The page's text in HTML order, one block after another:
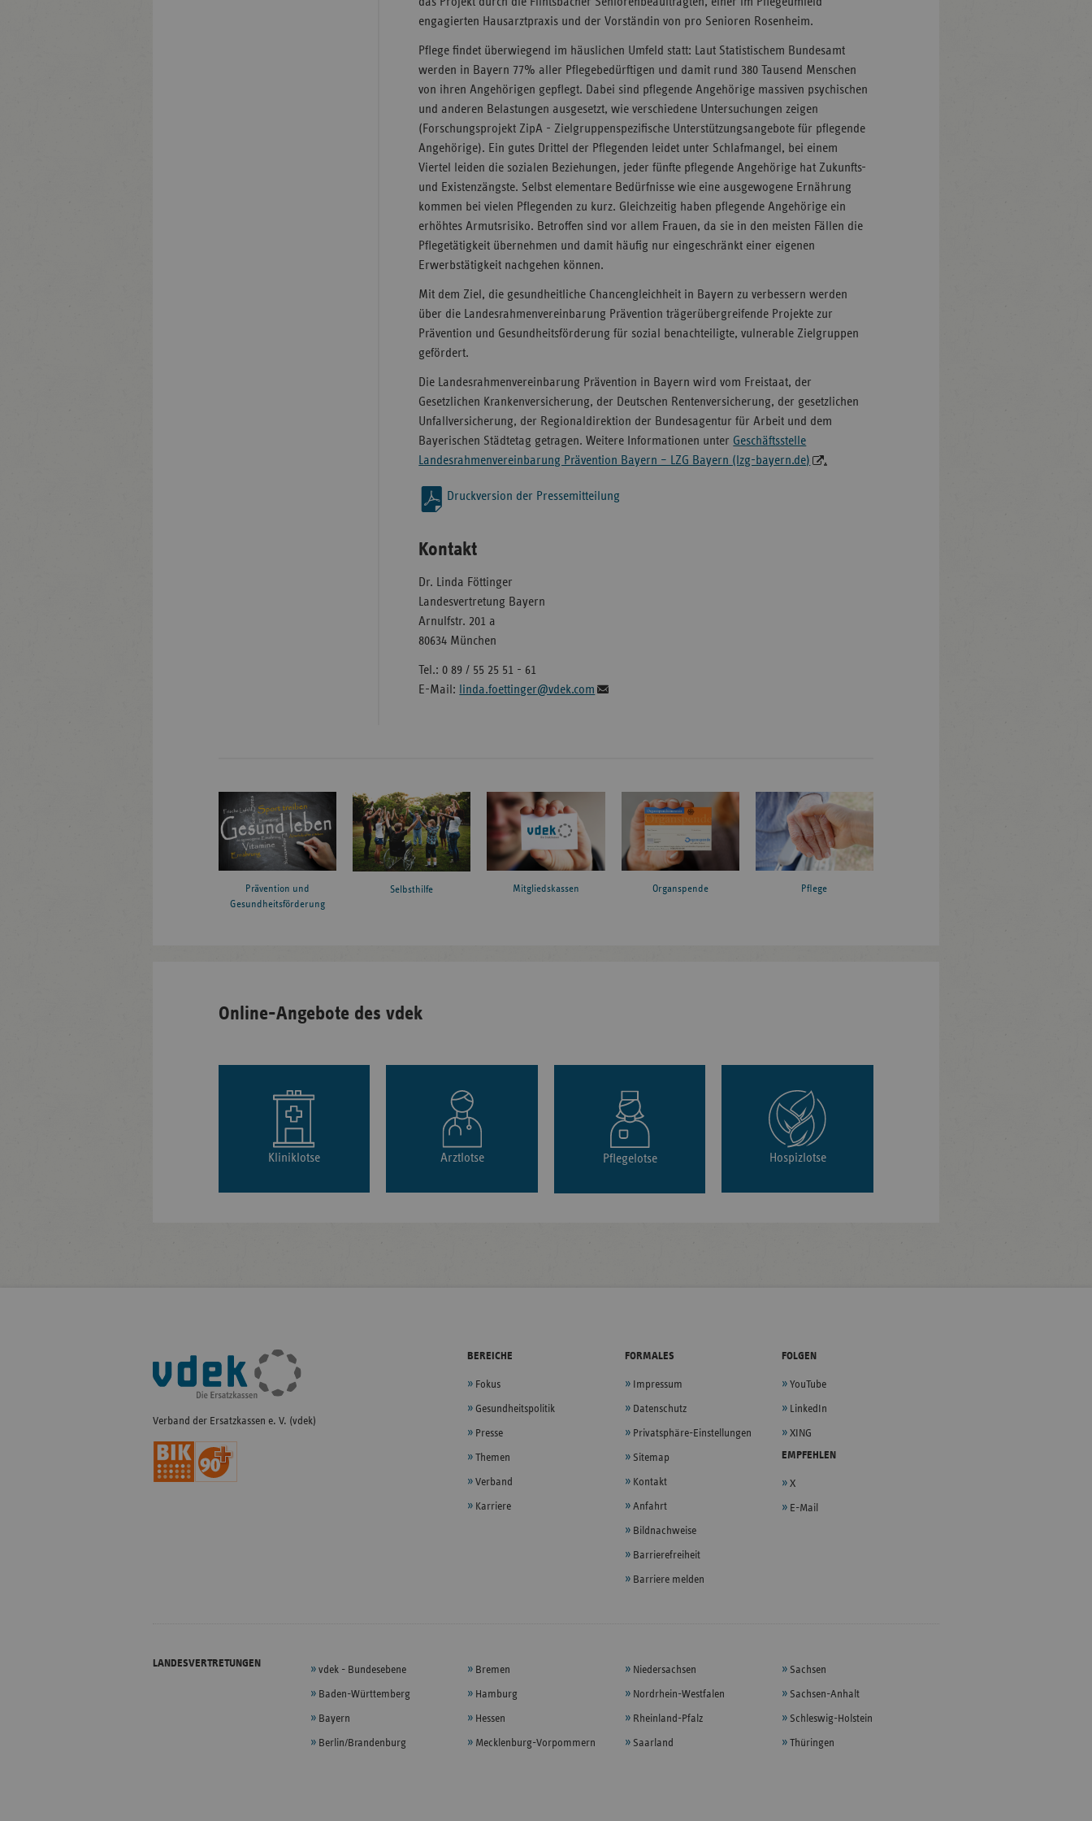
engagierten Hausarztpraxis und der Vorständin von pro Senioren Rosenheim.
Pflege findet überwiegend im häuslichen Umfeld statt: Laut Statistischem Bundesamt
werden in Bayern 77% aller Pflegebedürftigen und damit rund 380 Tausend Menschen
von ihren Angehörigen gepflegt. Dabei sind pflegende Angehörige massiven psychischen
und anderen Belastungen ausgesetzt, wie verschiedene Untersuchungen zeigen
(Forschungsprojekt ZipA - Zielgruppenspezifische Unterstützungsangebote für pflegende
Angehörige). Ein gutes Drittel der Pflegenden leidet unter Schlafmangel, bei einem
Viertel leiden die sozialen Beziehungen, jeder fünfte pflegende Angehörige hat Zukunfts-
und Existenzängste. Selbst elementare Bedürfnisse wie eine ausgewogene Ernährung
kommen bei vielen Pflegenden zu kurz. Gleichzeitig haben pflegende Angehörige ein
erhöhtes Armutsrisiko. Betroffen sind vor allem Frauen, da sie in den meisten Fällen die
Pflegetätigkeit übernehmen und damit häufig nur eingeschränkt einer eigenen
Erwerbstätigkeit nachgehen können.
Mit dem Ziel, die gesundheitliche Chancengleichheit in Bayern zu verbessern werden
über die Landesrahmenvereinbarung Prävention trägerübergreifende Projekte zur
Prävention und Gesundheitsförderung für sozial benachteiligte, vulnerable Zielgruppen
gefördert.
Die Landesrahmenvereinbarung Prävention in Bayern wird vom Freistaat, der
Gesetzlichen Krankenversicherung, der Deutschen Rentenversicherung, der gesetzlichen
Unfallversicherung, der Regionaldirektion der Bundesagentur für Arbeit und dem
Bayerischen Städtetag getragen. Weitere Informationen unter Geschäftsstelle
Landesrahmenvereinbarung Prävention Bayern – LZG Bayern (lzg-bayern.de)
.
Druckversion der Pressemitteilung
Kontakt
Dr. Linda Föttinger
Landesvertretung Bayern
Arnulfstr. 201 a
80634 München
Tel.: 0 89 / 55 25 51 - 61
E-Mail:
linda.foettinger@vdek.com
Prävention und
Gesundheitsförderung
Selbsthilfe Mitgliedskassen Organspende Pflege
Online-Angebote des vdek
Kliniklotse Arztlotse Pflegelotse Hospizlotse
Fußleisten-
Navigation
Verband der Ersatzkassen e. V. (vdek)
BEREICHE
Fokus
Gesundheitspolitik
Presse
Themen
Verband
Karriere
FORMALES
Impressum
Datenschutz
Privatsphäre-Einstellungen
Sitemap
Kontakt
Anfahrt
Bildnachweise
Barrierefreiheit
Barriere melden
FOLGEN
YouTube
LinkedIn
XING
EMPFEHLEN
X
E-Mail
LANDESVERTRETUNGEN
vdek - Bundesebene
Baden-Württemberg
Bayern
Berlin/Brandenburg
Bremen
Hamburg
Hessen
Mecklenburg-Vorpommern
Niedersachsen
Nordrhein-Westfalen
Rheinland-Pfalz
Saarland
Sachsen
Sachsen-Anhalt
Schleswig-Holstein
Thüringen